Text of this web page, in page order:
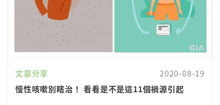
文章分享
2020-08-19
慢性咳嗽別瞎治！ 看看是不是這11個禍源引起